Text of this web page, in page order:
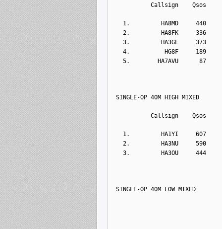
Callsign    Qsos
1.         HA8MD     440
2.         HA8FK     336
3.         HA3GE     373
4.          HG8F     189
5.        HA7AVU      87
SINGLE-OP 40M HIGH MIXED
Callsign    Qsos
1.         HA1YI     607
2.         HA3NU     590
3.         HA3OU     444
SINGLE-OP 40M LOW MIXED